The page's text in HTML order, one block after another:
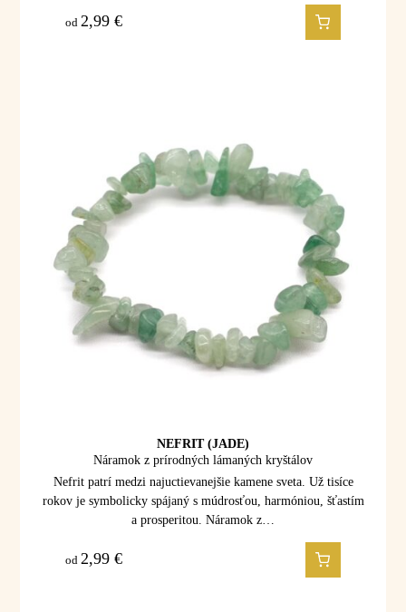
od 2,99€
NEFRIT (JADE)
Náramok z prírodných lámaných kryštálov
Nefrit patrí medzi najuctievanejšie kamene sveta. Už tisíce
rokov je symbolicky spájaný s múdrosťou, harmóniou, šťastím
a prosperitou. Náramok z…
od 2,99€